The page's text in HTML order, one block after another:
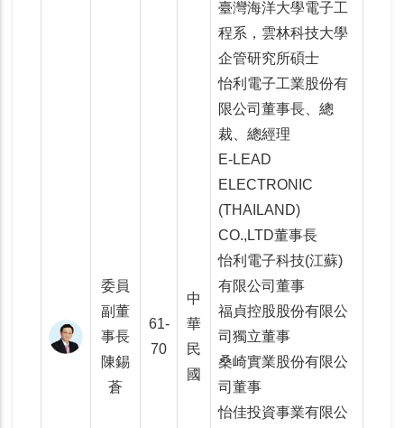
委員
副董
事長
陳錫
蒼
61-
70
中
華
民
國
臺灣海洋大學電子工
程系，雲林科技大學
企管研究所碩士
怡利電子工業股份有
限公司董事長、總
裁、總經理
E-LEAD
ELECTRONIC
(THAILAND)
CO.,LTD董事長
怡利電子科技(江蘇)
有限公司董事
福貞控股股份有限公
司獨立董事
桑崎實業股份有限公
司董事
怡佳投資事業有限公